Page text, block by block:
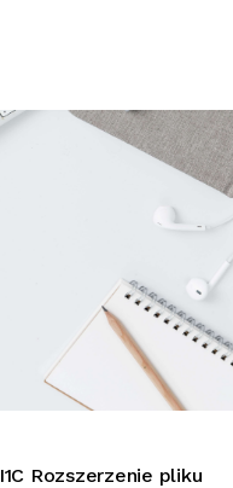
I1C Rozszerzenie pliku